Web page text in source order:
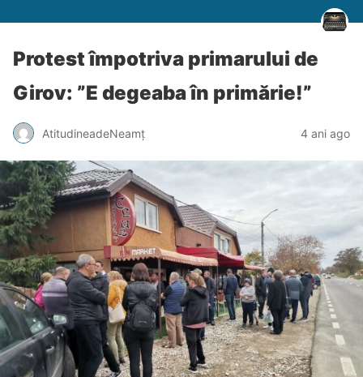
Protest împotriva primarului de
Girov: ”E degeaba în primărie!”
AtitudineadeNeamț 4 ani ago